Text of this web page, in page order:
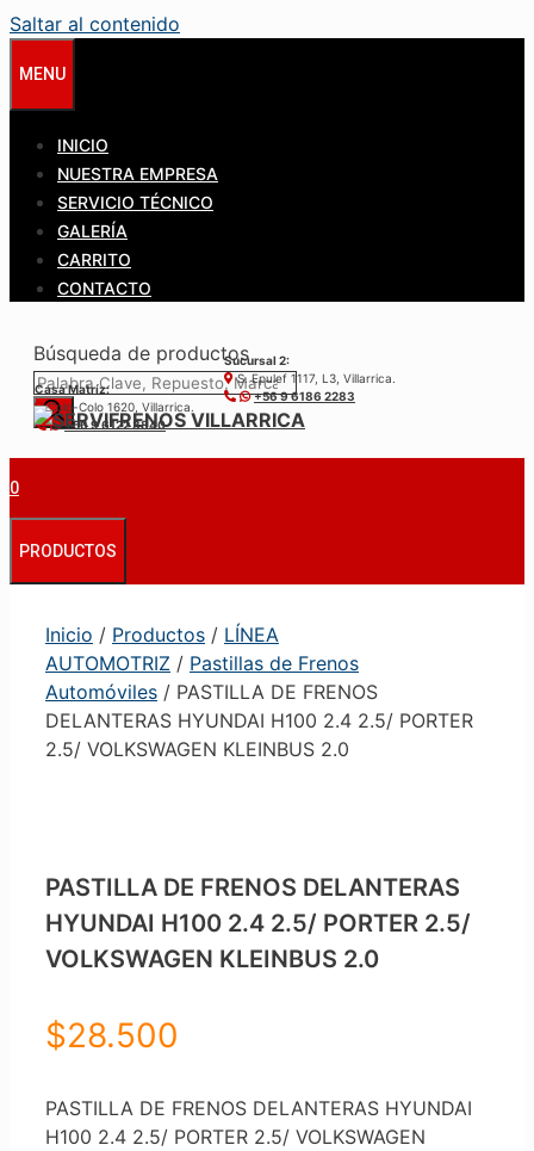
Saltar al contenido
MENU
INICIO
NUESTRA EMPRESA
SERVICIO TÉCNICO
GALERÍA
CARRITO
CONTACTO
Búsqueda de productos
Casa Matríz:
Colo-Colo 1620, Villarrica.
+56 9 6122 3840
Sucursal 2:
S. Epulef 1117, L3, Villarrica.
+56 9 6186 2283
0
PRODUCTOS
Inicio / Productos / LÍNEA
AUTOMOTRIZ / Pastillas de Frenos
Automóviles / PASTILLA DE FRENOS
DELANTERAS HYUNDAI H100 2.4 2.5/ PORTER
2.5/ VOLKSWAGEN KLEINBUS 2.0
PASTILLA DE FRENOS DELANTERAS
HYUNDAI H100 2.4 2.5/ PORTER 2.5/
VOLKSWAGEN KLEINBUS 2.0
$28.500
PASTILLA DE FRENOS DELANTERAS HYUNDAI
H100 2.4 2.5/ PORTER 2.5/ VOLKSWAGEN